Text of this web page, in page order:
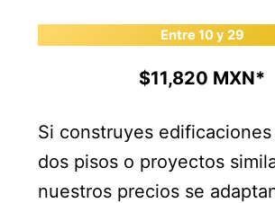
Entre 10 y 29
$11,820 MXN*
Si construyes
dos pisos o proyectos
nuestros precios se